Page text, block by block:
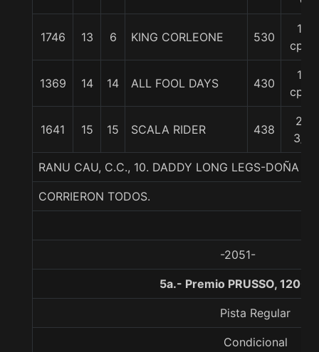
1746 13 6 KING CORLEONE 530
12
cpos
1369 14 14 ALL FOOL DAYS 430
14
cpos
1641 15 15 SCALA RIDER 438
23
3/4
RANU CAU, C.C., 10. DADDY LONG LEGS-DOÑA
CORRIERON TODOS.
-2051-
5a.- Premio PRUSSO, 1200
Pista Regular
Condicional